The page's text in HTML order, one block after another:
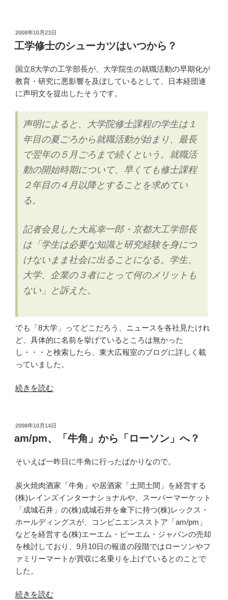
際
工
機
械
見
2008
た”
投
稿
日:
2008年10月23日
工学修士のシューカツはいつから？
国立8大学の工学部長が、大学院生の就職活動の早期化が
教育・研究に悪影響を及ぼしているとして、日本経団連
に声明文を提出したそうです。
声明によると、大学院修士課程の学生は１
年目の夏ごろから就職活動が始まり、最長
で翌年の５月ごろまで続くという。就職活
動の開始時期について、早くても修士課程
２年目の４月以降とすることを求めてい
る。
記者会見した大嶌幸一郎・京都大工学部長
は「学生は必要な知識と研究経験を身につ
けないまま社会に出ることになる。学生、
大学、企業の３者にとって何のメリットも
ない」と訴えた。
でも「8大学」ってどこだろう、ニュースを各社見たけれ
ど、具体的に名前を挙げているところは無かった
し・・・と検索したら、東大広報室のブログに詳しく載
っていました。
“工
士
の
ュ
カ
ツ
は
い
つ
か
ら？”
の
続きを読む
投
日:
2008年10月14日
am/pm、「牛角」から「ローソン」へ？
そいえば一昨日に牛角に行ったばかりなので。
炭火焼肉酒家「牛角」や居酒家「土間土間」を経営する
(株)レインズインターナショナルや、スーパーマーケット
「成城石井」の(株)成城石井を傘下に持つ(株)レックス・
ホールディングスが、コンビニエンスストア「am/pm」
などを経営する(株)エーエム・ピーエム・ジャパンの売却
を検討しており、9月10日の報道の段階ではローソンやフ
ァミリーマートが買収に名乗りを上げているとのことで
した。
“am/pm、
続きを読む